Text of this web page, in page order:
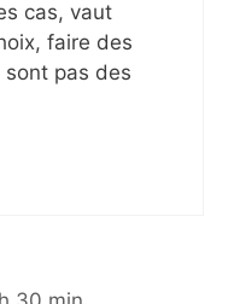
cas, vaut
faire des
sont pas des